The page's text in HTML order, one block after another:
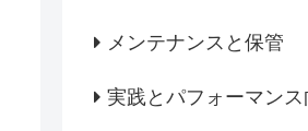
メンテナンスと保管
実践とパフォーマンス